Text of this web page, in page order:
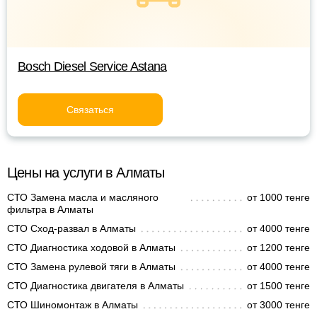
Bosch Diesel Service Astana
Связаться
Цены на услуги в Алматы
СТО Замена масла и масляного
фильтра в Алматы
от 1000 тенге
СТО Сход-развал в Алматы
от 4000 тенге
СТО Диагностика ходовой в Алматы
от 1200 тенге
СТО Замена рулевой тяги в Алматы
от 4000 тенге
СТО Диагностика двигателя в Алматы
от 1500 тенге
СТО Шиномонтаж в Алматы
от 3000 тенге